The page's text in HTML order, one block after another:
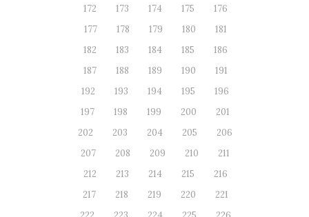
172
173 174 175
176
177
178 179 180
181
182
183 184 185
186
187
188 189 190
191
192
193 194 195
196
197
198 199 200
201
202
203 204 205
206
207
208 209 210
211
212
213 214 215
216
217
218 219 220
221